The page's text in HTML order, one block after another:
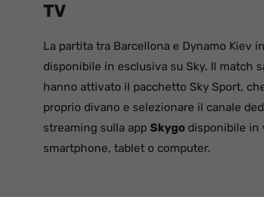
TV
La partita tra Barcellona e Dynamo Kiev
disponibile in esclusiva su Sky. Il match
hanno attivato il pacchetto Sky Sport,
proprio divano e selezionare il canale
streaming sulla app Skygo disponibile in
smartphone, tablet o computer.